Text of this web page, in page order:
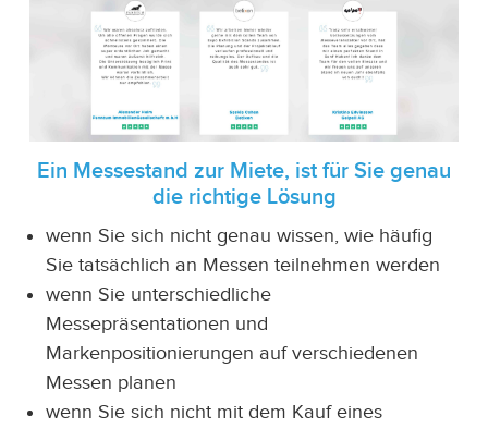
Ein Messestand zur Miete, ist für Sie genau
die richtige Lösung
wenn Sie sich nicht genau wissen, wie häufig
Sie tatsächlich an Messen teilnehmen werden
wenn Sie unterschiedliche
Messepräsentationen und
Markenpositionierungen auf verschiedenen
Messen planen
wenn Sie sich nicht mit dem Kauf eines